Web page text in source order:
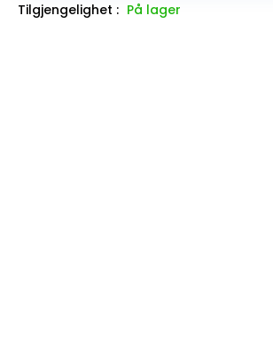
Tilgjengelighet : På lager